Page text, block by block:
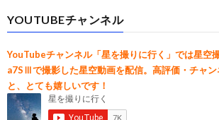
YOUTUBEチャンネル
YouTubeチャンネル「星を撮りに行く」では星空
a7SⅢで撮影した星空動画を配信。高評価・チャ
と、とても嬉しいです！